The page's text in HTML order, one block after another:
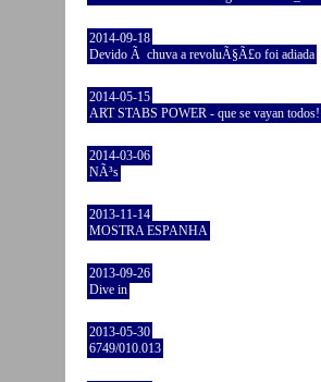
2014-09-18
Devido Ã chuva a revoluÃ§Ã£o foi adiada
2014-05-15
ART STABS POWER - que se vayan todos!
2014-03-06
NÃ³s
2013-11-14
MOSTRA ESPANHA
2013-09-26
Dive in
2013-05-30
6749/010.013